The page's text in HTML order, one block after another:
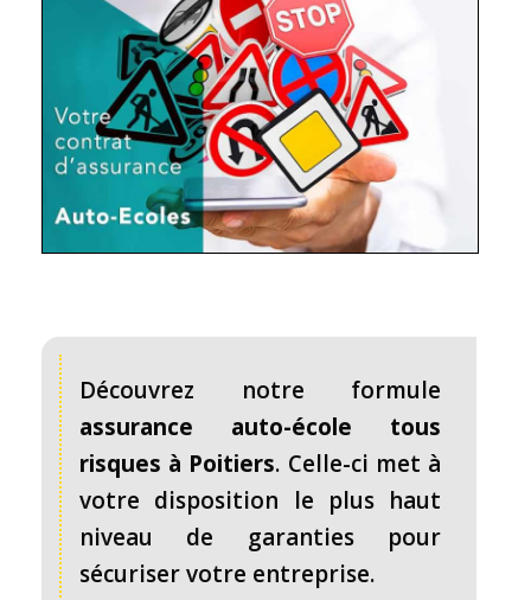
Découvrez notre formule
assurance auto-école tous
risques à Poitiers. Celle-ci met à
votre disposition le plus haut
niveau de garanties pour
sécuriser votre entreprise.